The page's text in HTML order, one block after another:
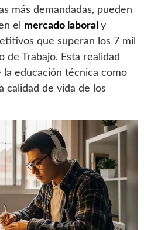
más demandadas, pueden
el mercado laboral y
que superan los 7 mil
de Trabajo. Esta realidad
educación técnica como
calidad de vida de los